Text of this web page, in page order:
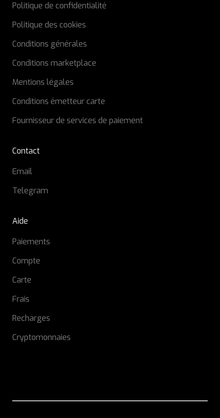
Politique de confidentialité
Politique des cookies
Conditions générales
Conditions marketplace
Mentions légales
Conditions émetteur carte
Fournisseur de services de paiement
Contact
Email
Telegram
Aide
Paiements
Compte
Carte
Frais
Recharges
Cryptomonnaies